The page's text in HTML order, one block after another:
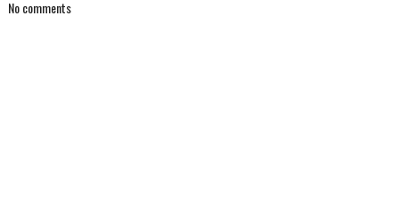
No comments